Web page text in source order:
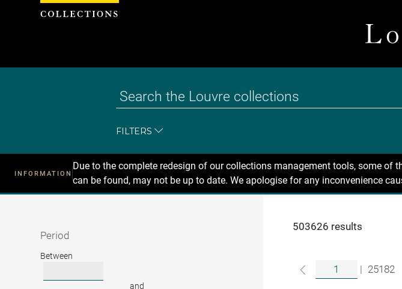
FILTERS
INFORMATION
Due to the complete redesign of our collections management tools, some
can be found, may not be up to date. We apologise for any inconvenience
Recherche
Period
Period
Between
and
503626 results
| 25182
Cookies management panel